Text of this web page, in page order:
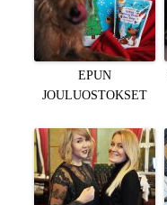
EPUN
JOULUOSTOKSET